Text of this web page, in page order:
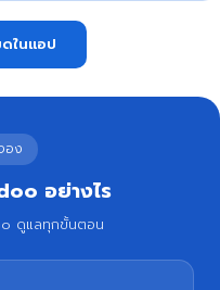
ในแอป
อง
อย่างไร
ดูแลทุกขั้นตอน